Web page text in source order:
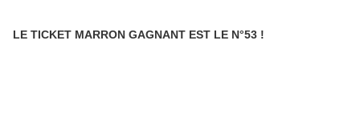
LE TICKET MARRON GAGNANT EST LE N°53 !